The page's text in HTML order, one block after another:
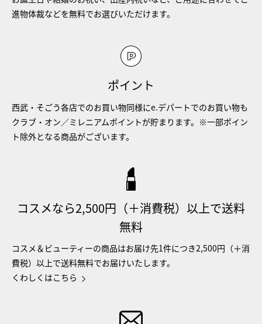
進物体裁などを無料でお選びいただけます。
ポイント
西武・そごう各店でのお買い物同様にe.デパートでのお買い物も
クラブ・オン／ミレニアムポイントが貯まります。※一部ポイン
ト除外となる商品がございます。
コスメなら2,500円（＋消費税）以上で送料
無料
コスメ＆ビューティーの商品はお届け先1件につき2,500円（＋消
費税）以上で送料無料でお届けいたします。
くわしくはこちら